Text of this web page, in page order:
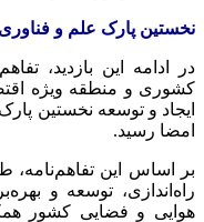
پارک علم و فناوری
ادامه این بازدید،
و منطقه ویژه
و توسعه نخستین پارک
رسید.
اساس این تفاهم‌نامه،
توسعه و
و فضایی کشور